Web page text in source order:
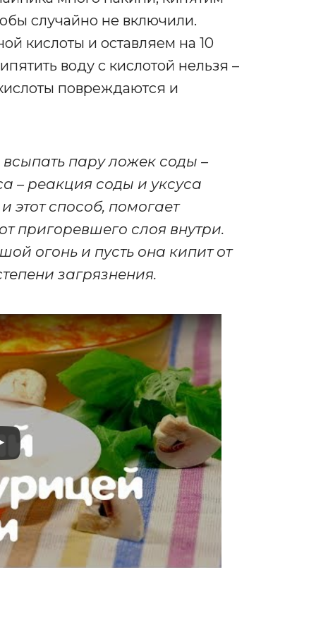
случайно не включили.
кислоты и оставляем на 10
воду с кислотой нельзя –
повреждаются и
пару ложек соды –
– реакция соды и уксуса
этот способ, помогает
пригоревшего слоя внутри.
огонь и пусть она кипит от
загрязнения.